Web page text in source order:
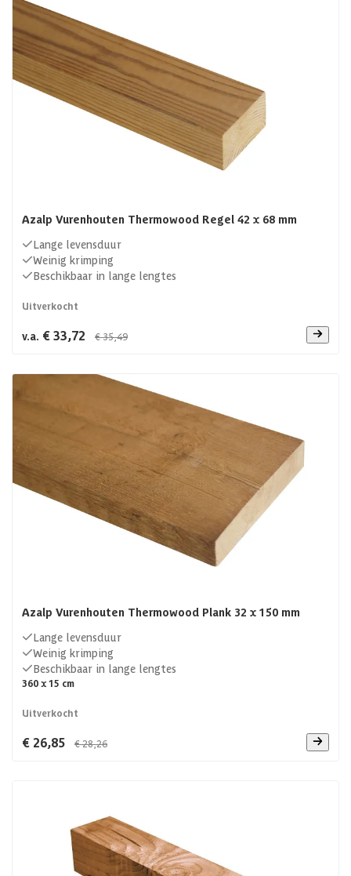
afwerking van het dak
genieten bent van jouw droomproject, dan ook niet tegen
het ongezellige plaatmateriaal aan kijken. Daarom is het
verstandig om deze af te werken met dakbeschot. Deze
planken worden tegen de binnenkant van het dak
gemonteerd waardoor het dak meteen netjes is afgewerkt.
De planken voor het dakbeschot die wij bij Azalp aanbieden
zijn gemaakt van Douglashout. Dit hout heeft niet alleen
een lange levensduur, maar geeft ook meteen een warme
uitstraling en is onderhoudsarm.
Azalp Vurenhouten Thermowood Regel 42 x 68 mm
Lange levensduur
Weinig krimping
Beschikbaar in lange lengtes
Uitverkocht
v.a. € 33,72 € 35,49
Azalp Vurenhouten Thermowood Plank 32 x 150 mm
Lange levensduur
Weinig krimping
Beschikbaar in lange lengtes
360 x 15 cm
Uitverkocht
€ 26,85 € 28,26